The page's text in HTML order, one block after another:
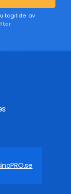
tagit del av